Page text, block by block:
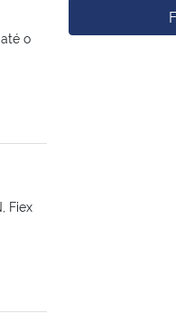
o
Fiex